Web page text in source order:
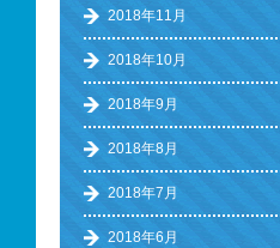
2018年11月
2018年10月
2018年9月
2018年8月
2018年7月
2018年6月